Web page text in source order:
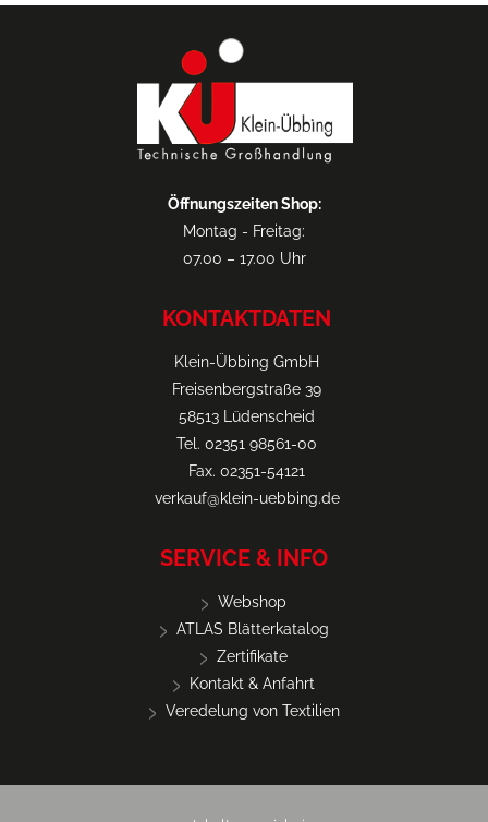
Öffnungszeiten Shop:
Montag - Freitag:
07.00 – 17.00 Uhr
KONTAKTDATEN
Klein-Übbing GmbH
Freisenbergstraße 39
58513 Lüdenscheid
Tel. 02351 98561-00
Fax. 02351-54121
verkauf@klein-uebbing.de
SERVICE & INFO
Webshop
ATLAS Blätterkatalog
Zertifikate
Kontakt & Anfahrt
Veredelung von Textilien